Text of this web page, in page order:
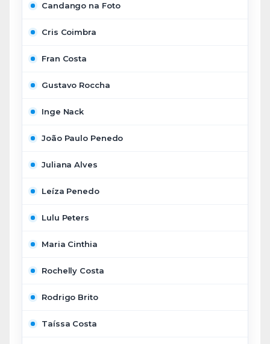
Candango na Foto
Cris Coimbra
Fran Costa
Gustavo Roccha
Inge Nack
João Paulo Penedo
Juliana Alves
Leíza Penedo
Lulu Peters
Maria Cinthia
Rochelly Costa
Rodrigo Brito
Taíssa Costa